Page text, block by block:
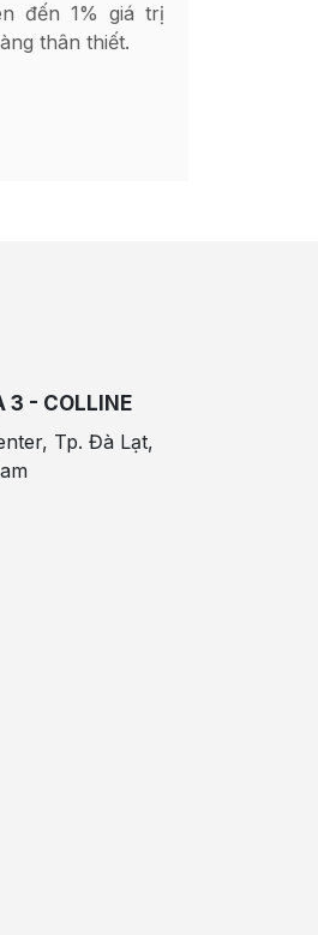
đến 1% giá trị
thân thiết.
3 - COLLINE
Tp. Đà Lạt,